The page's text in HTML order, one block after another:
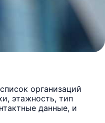
организаций
этажность, тип
данные, и